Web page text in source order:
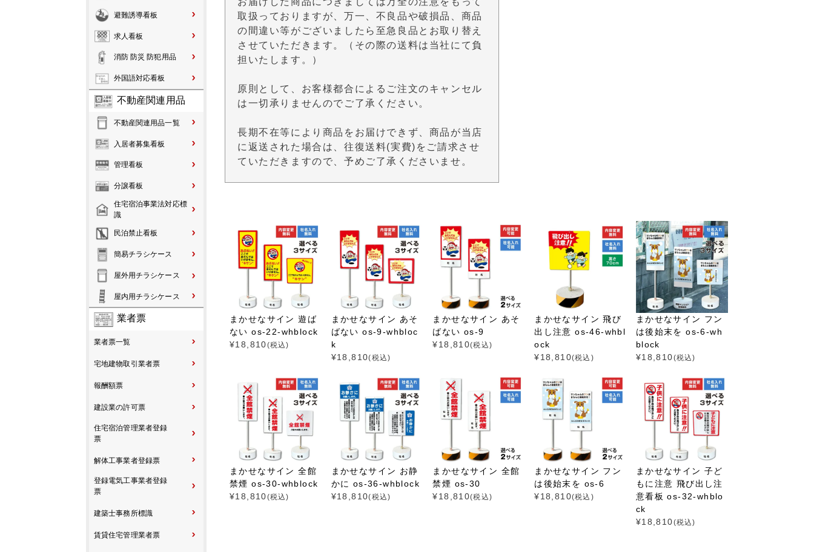
避難誘導看板
求人看板
消防 防災 防犯用品
外国語対応看板
不動産関連用品
不動産関連用品一覧
入居者募集看板
管理看板
分譲看板
住宅宿泊事業法対応標
識
民泊禁止看板
簡易チラシケース
屋外用チラシケース
屋内用チラシケース
業者票
業者票一覧
宅地建物取引業者票
報酬額票
建設業の許可票
住宅宿泊管理業者登録
票
解体工事業者登録票
登録電気工事業者登録
票
建築士事務所標識
賃貸住宅管理業者票
取扱っておりますが、万一、不良品や破損品、商品
の間違い等がございましたら至急良品とお取り替え
させていただきます。（その際の送料は当社にて負
担いたします。）
原則として、お客様都合によるご注文のキャンセル
は一切承りませんのでご了承ください。
長期不在等により商品をお届けできず、商品が当店
に返送された場合は、往復送料(実費)をご請求させ
ていただきますので、予めご了承くださいませ。
まかせなサイン 遊ば
ない os-22-whblock
¥18,810(税込)
まかせなサイン あそ
ばない os-9-whbloc
k
¥18,810(税込)
まかせなサイン あそ
ばない os-9
¥18,810(税込)
まかせなサイン 飛び
出し注意 os-46-whbl
ock
¥18,810(税込)
まかせなサイン フン
は後始末を os-6-wh
block
¥18,810(税込)
まかせなサイン 全館
禁煙 os-30-whblock
¥18,810(税込)
まかせなサイン お静
かに os-36-whblock
¥18,810(税込)
まかせなサイン 全館
禁煙 os-30
¥18,810(税込)
まかせなサイン フン
は後始末を os-6
¥18,810(税込)
まかせなサイン 子ど
もに注意 飛び出し注
意看板 os-32-whblo
ck
¥18,810(税込)